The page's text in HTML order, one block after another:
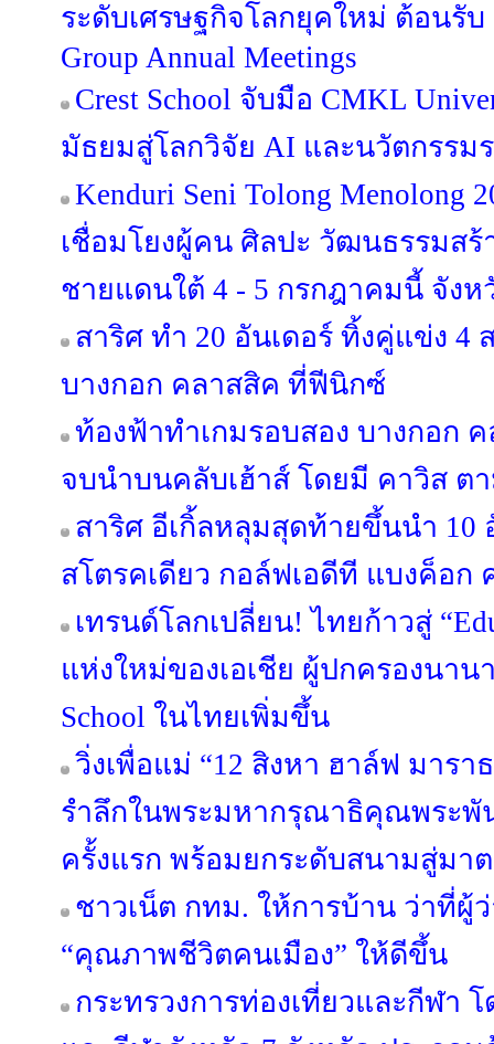
ระดับเศรษฐกิจโลกยุคใหม่ ต้อนรับ
Group Annual Meetings
Crest School จับมือ CMKL
มัธยมสู่โลกวิจัย AI และนวัตกรรม
Kenduri Seni Tolong Menolong
เชื่อมโยงผู้คน ศิลปะ วัฒนธรรมส
ชายแดนใต้ 4 - 5 กรกฎาคมนี้ จัง
สาริศ ทำ 20 อันเดอร์ ทิ้งคู่แข่ง
บางกอก คลาสสิค ที่ฟีนิกซ์
ท้องฟ้าทำเกมรอบสอง บางกอก
จบนำบนคลับเฮ้าส์ โดยมี คาวิส ต
สาริศ อีเกิ้ลหลุมสุดท้ายขึ้นนำ 10
สโตรคเดียว กอล์ฟเอดีที แบงค็อ
เทรนด์โลกเปลี่ยน! ไทยก้าวสู่
แห่งใหม่ของเอเชีย ผู้ปกครองนาน
School ในไทยเพิ่มขึ้น
วิ่งเพื่อแม่ “12 สิงหา ฮาล์ฟ มารา
รำลึกในพระมหากรุณาธิคุณพระพั
ครั้งแรก พร้อมยกระดับสนามสู่มา
ชาวเน็ต กทม. ให้การบ้าน ว่าที่
“คุณภาพชีวิตคนเมือง” ให้ดีขึ้น
กระทรวงการท่องเที่ยวและกีฬา